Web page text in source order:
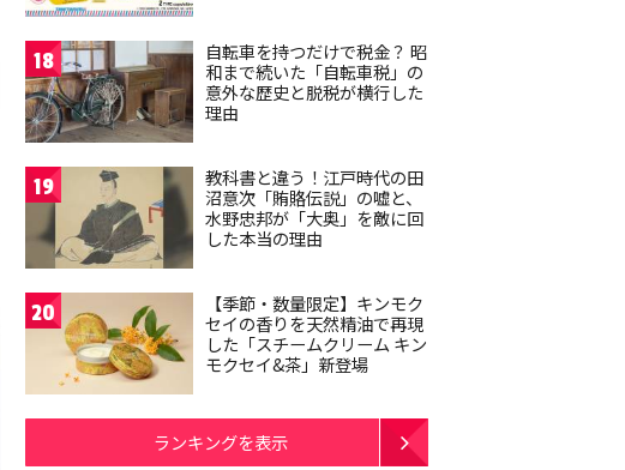
18
自転車を持つだけで税金？ 昭
和まで続いた「自転車税」の
意外な歴史と脱税が横行した
理由
19
教科書と違う！江戸時代の田
沼意次「賄賂伝説」の嘘と、
水野忠邦が「大奥」を敵に回
した本当の理由
20
【季節・数量限定】キンモク
セイの香りを天然精油で再現
した「スチームクリーム キン
モクセイ&茶」新登場
ランキングを表示